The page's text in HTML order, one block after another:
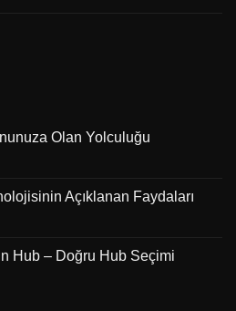
Olan Yolculuğu
Açıklanan Faydaları
Hub – Doğru Hub Seçimi